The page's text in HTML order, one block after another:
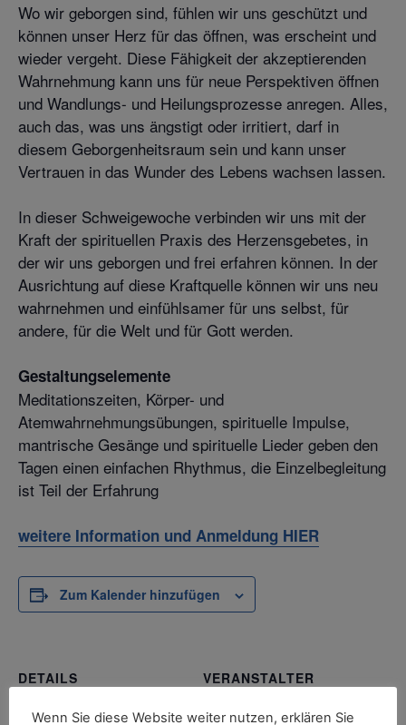
Wo wir geborgen sind, fühlen wir uns geschützt und
können unser Herz für das öffnen, was erscheint und
wieder vergeht. Diese Fähigkeit der akzeptierenden
Wahrnehmung kann uns für neue Perspektiven öffnen
und Wandlungs- und Heilungsprozesse anregen. Alles,
auch das, was uns ängstigt oder irritiert, darf in
diesem Geborgenheitsraum sein und kann unser
Vertrauen in das Wunder des Lebens wachsen lassen.
In dieser Schweigewoche verbinden wir uns mit der
Kraft der spirituellen Praxis des Herzensgebetes, in
der wir uns geborgen und frei erfahren können. In der
Ausrichtung auf diese Kraftquelle können wir uns neu
wahrnehmen und einfühlsamer für uns selbst, für
andere, für die Welt und für Gott werden.
Gestaltungselemente
Meditationszeiten, Körper- und
Atemwahrnehmungsübungen, spirituelle Impulse,
mantrische Gesänge und spirituelle Lieder geben den
Tagen einen einfachen Rhythmus, die Einzelbegleitung
ist Teil der Erfahrung
weitere Information und Anmeldung HIER
Zum Kalender hinzufügen
DETAILS
VERANSTALTER
Telefon
Wenn Sie diese Website weiter nutzen, erklären Sie